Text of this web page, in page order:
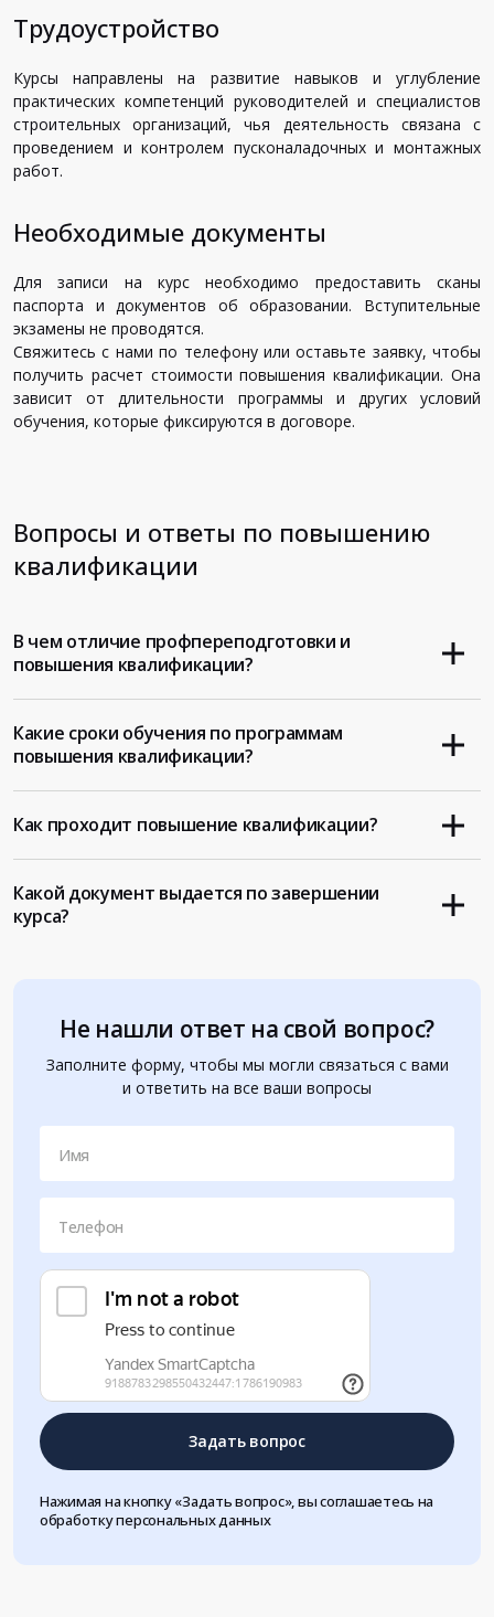
Трудоустройство
Курсы направлены на развитие навыков и углубление
практических компетенций руководителей и специалистов
строительных организаций, чья деятельность связана с
проведением и контролем пусконаладочных и монтажных
работ.
Необходимые документы
Для записи на курс необходимо предоставить сканы
паспорта и документов об образовании. Вступительные
экзамены не проводятся.
Свяжитесь с нами по телефону или оставьте заявку, чтобы
получить расчет стоимости повышения квалификации. Она
зависит от длительности программы и других условий
обучения, которые фиксируются в договоре.
Вопросы и ответы по повышению
квалификации
Не нашли ответ на свой вопрос?
Заполните форму, чтобы мы могли связаться с вами
и ответить на все ваши вопросы
Имя
Телефон
Задать вопрос
Нажимая на кнопку «Задать вопрос», вы соглашаетесь на
обработку персональных данных
В чем отличие профпереподготовки и
повышения квалификации?
Какие сроки обучения по программам
повышения квалификации?
Как проходит повышение квалификации?
Какой документ выдается по завершении
курса?